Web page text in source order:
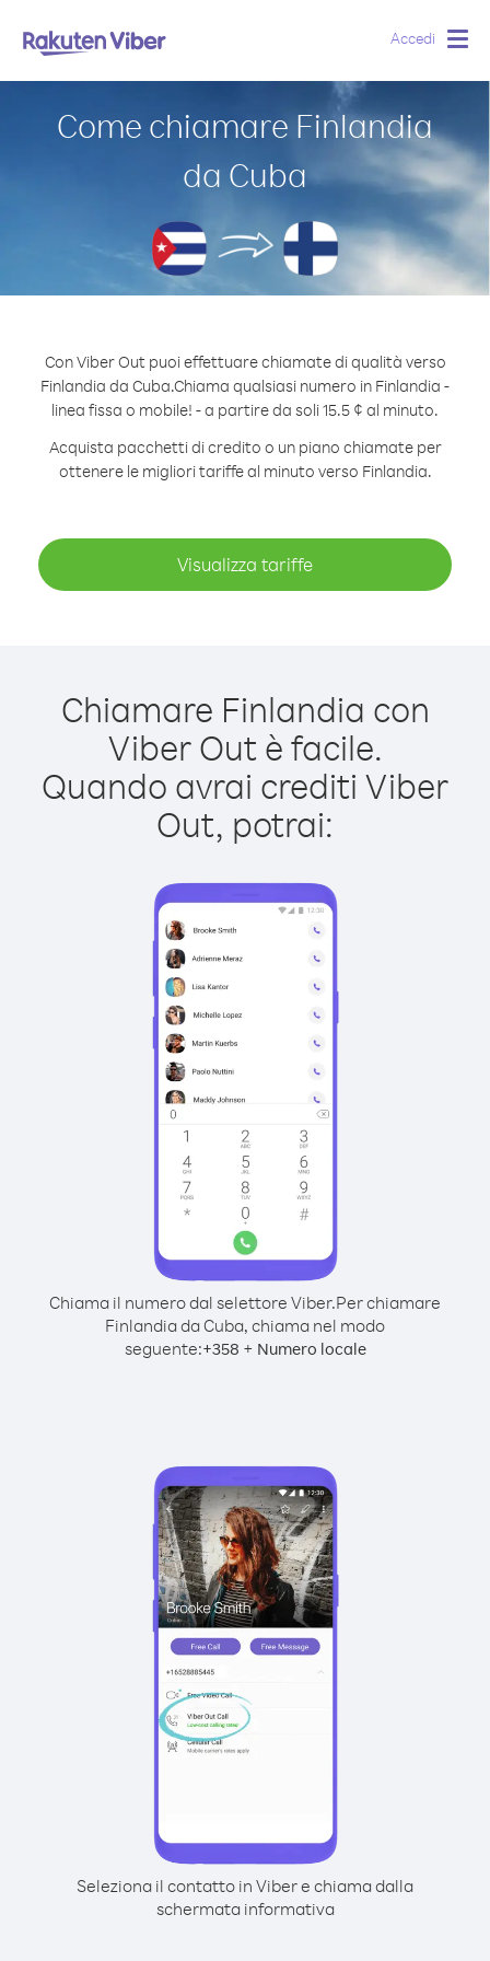
Accedi
Come chiamare Finlandia
da Cuba
Con Viber Out puoi effettuare chiamate di qualità verso
Finlandia da Cuba.Chiama qualsiasi numero in Finlandia -
linea fissa o mobile! - a partire da soli 15.5 ¢ al minuto.
Acquista pacchetti di credito o un piano chiamate per
ottenere le migliori tariffe al minuto verso Finlandia.
Visualizza tariffe
Chiamare Finlandia con
Viber Out è facile.
Quando avrai crediti Viber
Out, potrai:
Chiama il numero dal selettore Viber.Per chiamare
Finlandia da Cuba, chiama nel modo
seguente:+358 + Numero locale
Seleziona il contatto in Viber e chiama dalla
schermata informativa